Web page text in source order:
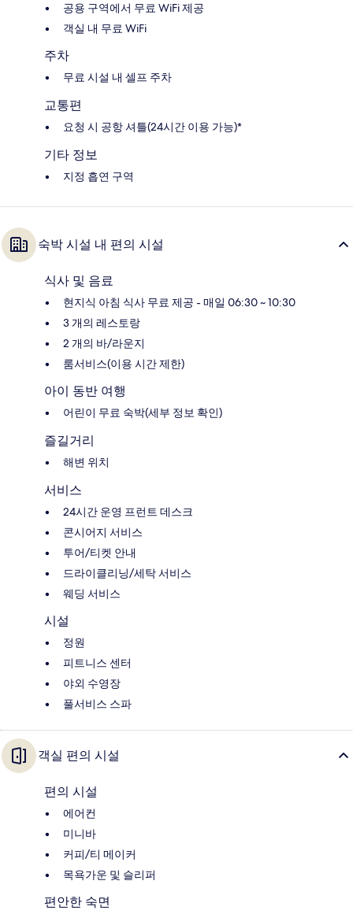
공용 구역에서 무료 WiFi 제공
객실 내 무료 WiFi
주차
무료 시설 내 셀프 주차
교통편
요청 시 공항 셔틀(24시간 이용 가능)*
기타 정보
지정 흡연 구역
숙박 시설 내 편의 시설
식사 및 음료
현지식 아침 식사 무료 제공 - 매일 06:30 ~ 10:30
3 개의 레스토랑
2 개의 바/라운지
룸서비스(이용 시간 제한)
아이 동반 여행
어린이 무료 숙박(세부 정보 확인)
즐길거리
해변 위치
서비스
24시간 운영 프런트 데스크
콘시어지 서비스
투어/티켓 안내
드라이클리닝/세탁 서비스
웨딩 서비스
시설
정원
피트니스 센터
야외 수영장
풀서비스 스파
객실 편의 시설
편의 시설
에어컨
미니바
커피/티 메이커
목욕가운 및 슬리퍼
편안한 숙면